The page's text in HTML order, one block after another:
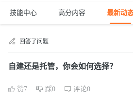
技能中心 高分内容 最新动
回答了问题
自建还是托管，你会如何选择？
赞7 踩0 评论0